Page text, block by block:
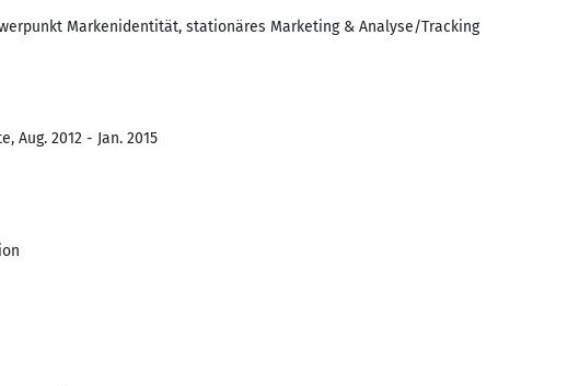
Markenidentität, stationäres Marketing & Analyse/Tracking
Aug. 2012 - Jan. 2015